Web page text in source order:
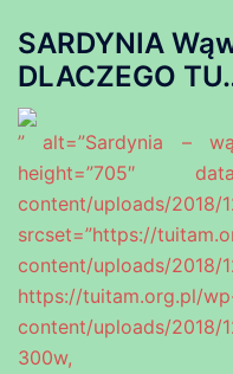
SARDYNIA
DLACZEGO
” alt=”Sardynia –
height=”705″ data-
content/uploads/
srcset=”https://
content/uploads/
https://tuitam.org.pl/
content/uploads/2018/
300w,